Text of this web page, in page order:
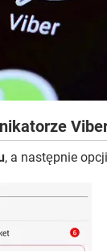
, a następnie opcji